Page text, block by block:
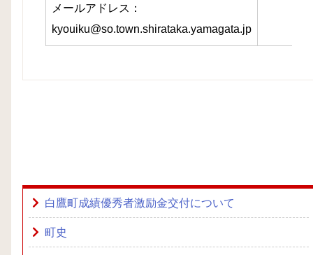
メールアドレス：
kyouiku@so.town.shirataka.yamagata.jp
白鷹町成績優秀者激励金交付について
町史